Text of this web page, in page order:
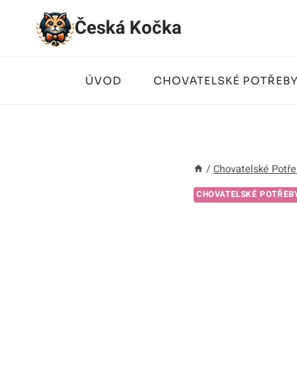
Přeskočit
Česká Kočka
ÚVOD CHOVATELSKÉ
/ Chovatelské
CHOVATELSKÉ